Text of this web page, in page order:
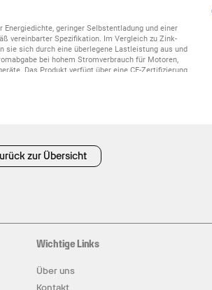
geringer Selbstentladung und einer
vereinbarter Spezifikation. Im Vergleich zu Zink-
sie sich durch eine überlegene Lastleistung aus und
bei hohem Stromverbrauch für Motoren,
Das Produkt verfügt über eine CE-Zertifizierung,
zur Übersicht
Wichtige Links
Über uns
Kontakt